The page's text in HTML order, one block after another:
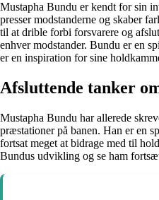
Mustapha Bundu er kendt for sin
presser modstanderne og skaber
til at drible forbi forsvarere og
enhver modstander. Bundu er en
er en inspiration for sine
Afsluttende tanker
Mustapha Bundu har allerede
præstationer på banen. Han er en
fortsat meget at bidrage med til
Bundus udvikling og se ham